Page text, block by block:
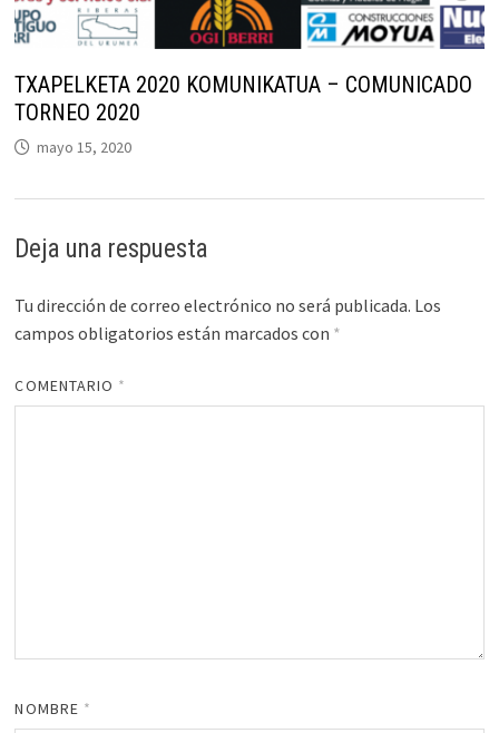
TXAPELKETA 2020 KOMUNIKATUA – COMUNICADO
TORNEO 2020
mayo 15, 2020
Deja una respuesta
Tu dirección de correo electrónico no será publicada. Los
campos obligatorios están marcados con *
COMENTARIO *
NOMBRE *